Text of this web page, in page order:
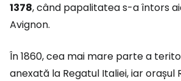
1378, când papalitatea s-a întors
Avignon.
În 1860, cea mai mare parte a
anexată la Regatul Italiei, iar orașul